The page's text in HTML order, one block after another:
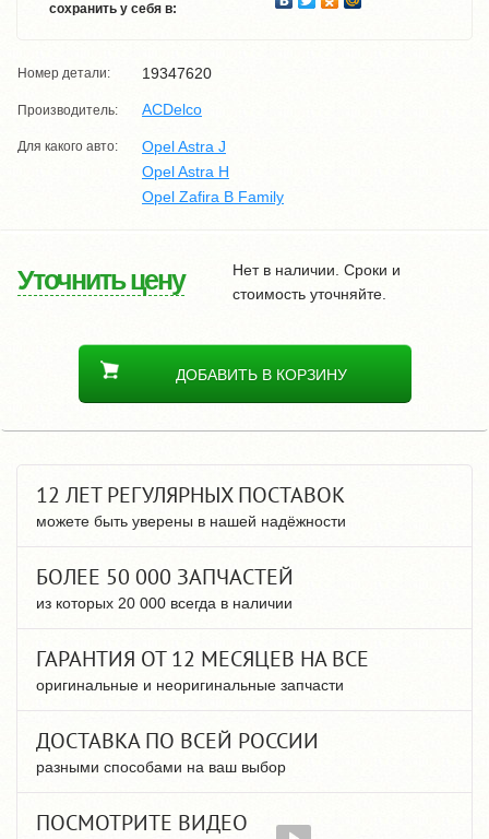
сохранить у себя в:
Номер детали: 19347620
Производитель: ACDelco
Для какого авто:
Opel Astra J
Opel Astra H
Opel Zafira B Family
Уточнить цену
Нет в наличии. Сроки и
стоимость уточняйте.
ДОБАВИТЬ В КОРЗИНУ
12 ЛЕТ РЕГУЛЯРНЫХ ПОСТАВОК
можете быть уверены в нашей надёжности
БОЛЕЕ 50 000 ЗАПЧАСТЕЙ
из которых 20 000 всегда в наличии
ГАРАНТИЯ ОТ 12 МЕСЯЦЕВ НА ВСЕ
оригинальные и неоригинальные запчасти
ДОСТАВКА ПО ВСЕЙ РОССИИ
разными способами на ваш выбор
ПОСМОТРИТЕ ВИДЕО